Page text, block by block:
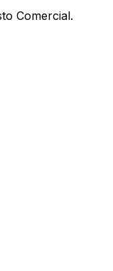
Comercial.